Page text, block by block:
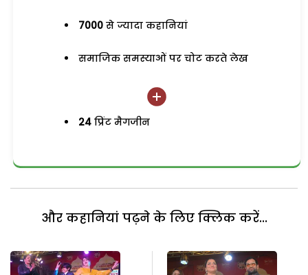
7000 से ज्यादा कहानियां
समाजिक समस्याओं पर चोट करते लेख
24 प्रिंट मैगजीन
और कहानियां पढ़ने के लिए क्लिक करें...